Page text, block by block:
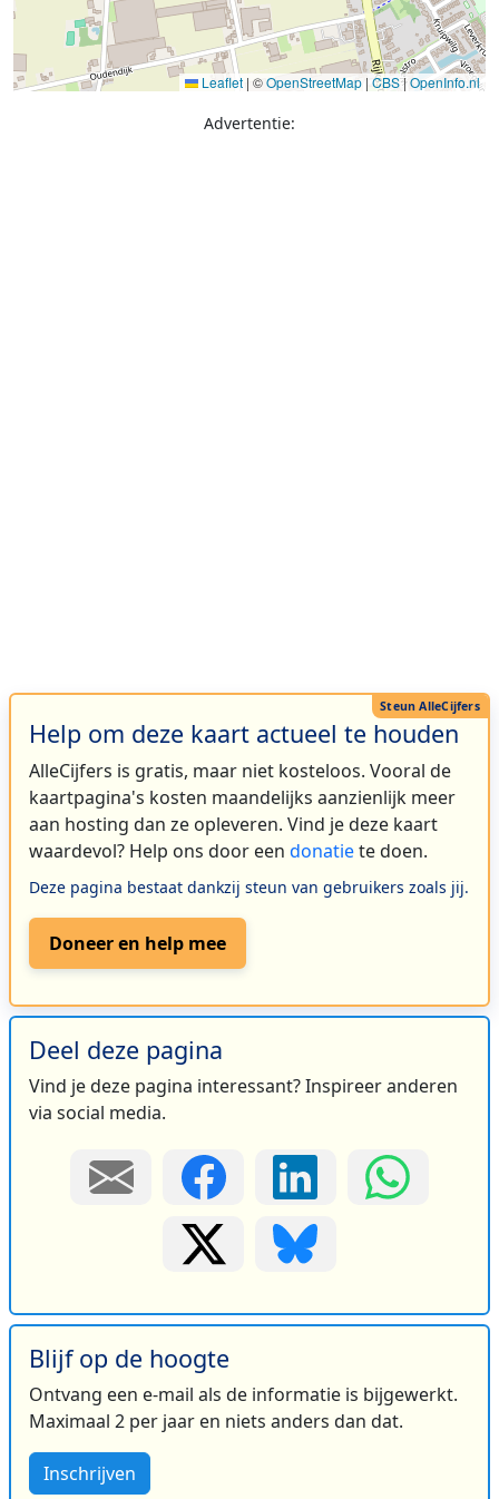
Leaflet | ©OpenStreetMap | CBS|OpenInfo.nl
Advertentie:
Help om deze kaart actueel te houden
AlleCijfers is gratis, maar niet kosteloos. Vooral de
kaartpagina's kosten maandelijks aanzienlijk meer
aan hosting dan ze opleveren. Vind je deze kaart
waardevol? Help ons door een donatiete doen.
Deze pagina bestaat dankzij steun van gebruikers zoals jij.
Doneer en help mee
Deel deze pagina
Vind je deze pagina interessant? Inspireer anderen
via social media.
Blijf op de hoogte
Ontvang een e-mail als de informatie is bijgewerkt.
Maximaal 2 per jaar en niets anders dan dat.
Inschrijven